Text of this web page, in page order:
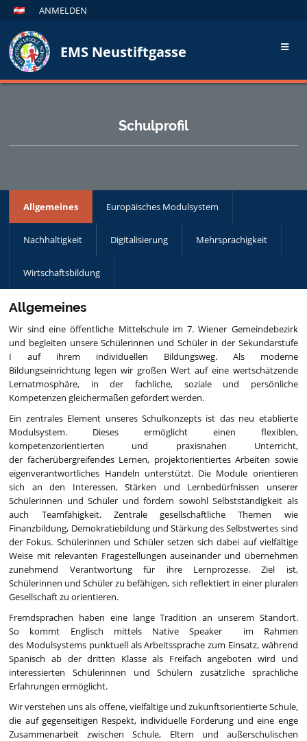
ANMELDEN
EMS Neustiftgasse
Schulprofil
Allgemeines Europäisches Modulsystem
Nachhaltigkeit Digitalisierung Mehrsprachigkeit
Wirtschaftsbildung
Allgemeines
Wir sind eine öffentliche Mittelschule im 7. Wiener Gemeindebezirk
und begleiten unsere Schülerinnen und Schüler in der Sekundarstufe
I auf ihrem individuellen Bildungsweg. Als moderne
Bildungseinrichtung legen wir großen Wert auf eine wertschätzende
Lernatmosphäre, in der fachliche, soziale und persönliche
Kompetenzen gleichermaßen gefördert werden.
Ein zentrales Element unseres Schulkonzepts ist das neu etablierte
Modulsystem. Dieses ermöglicht einen flexiblen,
kompetenzorientierten und praxisnahen Unterricht,
der fächerübergreifendes Lernen, projektorientiertes Arbeiten sowie
eigenverantwortliches Handeln unterstützt. Die Module orientieren
sich an den Interessen, Stärken und Lernbedürfnissen unserer
Schülerinnen und Schüler und fördern sowohl Selbstständigkeit als
auch Teamfähigkeit. Zentrale gesellschaftliche Themen wie
Finanzbildung, Demokratiebildung und Stärkung des Selbstwertes sind
der Fokus. Schülerinnen und Schüler setzen sich dabei auf vielfältige
Weise mit relevanten Fragestellungen auseinander und übernehmen
zunehmend Verantwortung für ihre Lernprozesse. Ziel ist,
Schülerinnen und Schüler zu befähigen, sich reflektiert in einer pluralen
Gesellschaft zu orientieren.
Fremdsprachen haben eine lange Tradition an unserem Standort.
So kommt Englisch mittels Native Speaker im Rahmen
des Modulsystems punktuell als Arbeitssprache zum Einsatz, während
Spanisch ab der dritten Klasse als Freifach angeboten wird und
interessierten Schülerinnen und Schülern zusätzliche sprachliche
Erfahrungen ermöglicht.
Wir verstehen uns als offene, vielfältige und zukunftsorientierte Schule,
die auf gegenseitigen Respekt, individuelle Förderung und eine enge
Zusammenarbeit zwischen Schule, Eltern und außerschulischen